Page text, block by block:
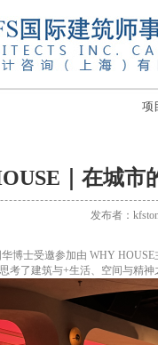
项
｜在城市
发布者：
博士受邀参加由 WHY HOUSE
考了建筑与+生活、空间与精神